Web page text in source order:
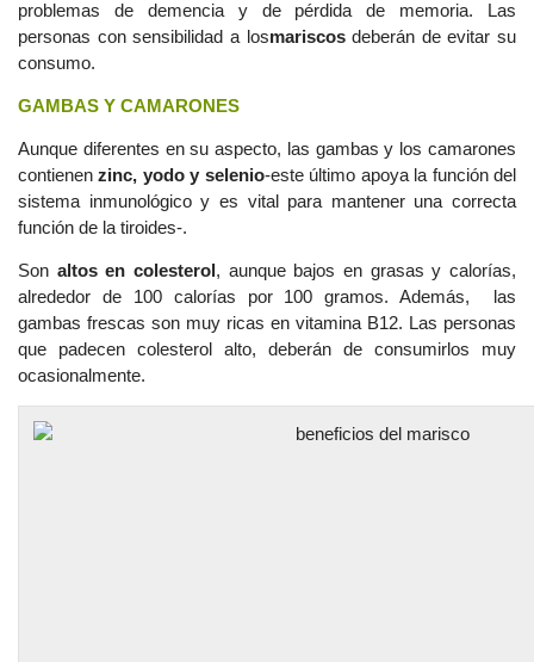
problemas de demencia y de pérdida de memoria. Las
personas con sensibilidad a losmariscosdeberán de evitar su
consumo.
GAMBAS Y CAMARONES
Aunque diferentes en su aspecto, las gambas y los camarones
contienenzinc, yodo y selenio-este último apoya la función del
sistema inmunológico y es vital para mantener una correcta
función de la tiroides-.
Son altos en colesterol, aunque bajos en grasas y calorías,
alrededor de 100 calorías por 100 gramos. Además, las
gambas frescas son muy ricas en vitamina B12. Las personas
que padecen colesterol alto, deberán de consumirlos muy
ocasionalmente.